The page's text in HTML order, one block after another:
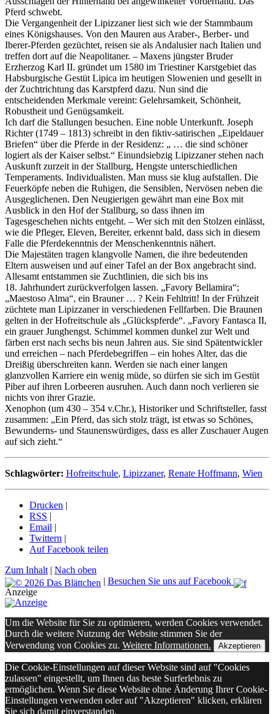
Pferd schwebt.
Die Vergangenheit der Lipizzaner liest sich wie der Stammbaum
eines Königshauses. Von den Mauren aus Araber-, Berber- und
Iberer-Pferden gezüchtet, reisen sie als Andalusier nach Italien und
treffen dort auf die Neapolitaner. – Maxens jüngster Bruder
Erzherzog Karl II. gründet um 1580 im Triestiner Karstgebiet das
Habsburgische Gestüt Lipica im heutigen Slowenien und gesellt in
der Zuchtrichtung das Karstpferd dazu. Nun sind die
entscheidenden Merkmale vereint: Gelehrsamkeit, Schönheit,
Robustheit und Genügsamkeit.
Ich darf die Stallungen besuchen. Eine noble Unterkunft. Joseph
Richter (1749 – 1813) schreibt in den fiktiv-satirischen „Eipeldauer
Briefen“ über die Pferde in der Residenz: „ … die sind schöner
logiert als der Kaiser selbst.“ Einundsiebzig Lipizzaner stehen nach
Auskunft zurzeit in der Stallburg, Hengste unterschiedlichen
Temperaments. Individualisten. Man muss sie klug aufstallen. Die
Feuerköpfe neben die Ruhigen, die Sensiblen, Nervösen neben die
Ausgeglichenen. Den Neugierigen gewährt man eine Box mit
Ausblick in den Hof der Stallburg, so dass ihnen im
Tagesgeschehen nichts entgeht. – Wer sich mit den Stolzen einlässt,
wie die Pfleger, Eleven, Bereiter, erkennt bald, dass sich in diesem
Falle die Pferdekenntnis der Menschenkenntnis nähert.
Die Majestäten tragen klangvolle Namen, die ihre bedeutenden
Eltern ausweisen und auf einer Tafel an der Box angebracht sind.
Allesamt entstammen sie Zuchtlinien, die sich bis ins
18. Jahrhundert zurückverfolgen lassen. „Favory Bellamira“;
„Maestoso Alma“, ein Brauner … ? Kein Fehltritt! In der Frühzeit
züchtete man Lipizzaner in verschiedenen Fellfarben. Die Braunen
gelten in der Hofreitschule als „Glückspferde“. „Favory Fantasca II,
ein grauer Junghengst. Schimmel kommen dunkel zur Welt und
färben erst nach sechs bis neun Jahren aus. Sie sind Spätentwickler
und erreichen – nach Pferdebegriffen – ein hohes Alter, das die
Dreißig überschreiten kann. Werden sie nach einer langen
glanzvollen Karriere ein wenig müde, so dürfen sie sich im Gestüt
Piber auf ihren Lorbeeren ausruhen. Auch dann noch verlieren sie
nichts von ihrer Grazie.
Xenophon (um 430 – 354 v.Chr.), Historiker und Schriftsteller, fasst
zusammen: „Ein Pferd, das sich stolz trägt, ist etwas so Schönes,
Bewunderns- und Staunenswürdiges, dass es aller Zuschauer Augen
auf sich zieht.“
Schlagwörter: Hofreitschule, Lipizzaner, Renate Hoffmann, Wien
Drucken |
RSS |
Email |
Twittern |
Auf Facebook teilen
Zum Inhalt | Nach oben
| Besuchen Sie uns auf Facebook
Anzeige
Um die Website für Sie zu optimieren, werden Cookies verwendet.
Durch die weitere Nutzung der Website stimmen Sie der
Verwendung von Cookies zu. Weitere Informationen. Akzeptieren
Die Cookie-Einstellungen auf dieser Website sind auf "Cookies
zulassen" eingestellt, um Ihnen das beste Surferlebnis zu
ermöglichen. Wenn Sie diese Website ohne Änderung Ihrer Cookie-
Einstellungen verwenden oder auf "Akzeptieren" klicken, erklären
Sie sich damit einverstanden.